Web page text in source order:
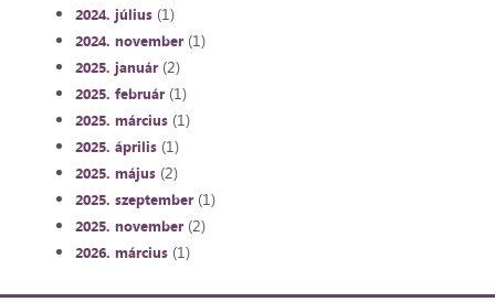
2024. július(1)
2024. november(1)
2025. január(2)
2025. február(1)
2025. március(1)
2025. április(1)
2025. május(2)
2025. szeptember(1)
2025. november(2)
2026. március(1)